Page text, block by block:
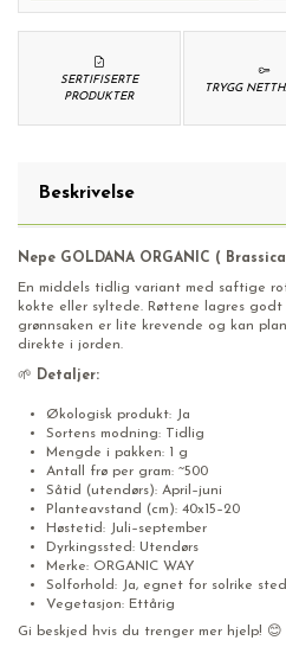
TRYGG
SERTIFISERTE
PRODUKTER
Beskrivelse
Nepe GOLDANA ORGANIC (
En middels tidlig variant med saftige
kokte eller syltede. Røttene lagres
grønnsaken er lite krevende og kan
direkte i jorden.
🌱 Detaljer:
Økologisk produkt: Ja
Sortens modning: Tidlig
Mengde i pakken: 1 g
Antall frø per gram: ~500
Såtid (utendørs): April–juni
Planteavstand (cm): 40x15–20
Høstetid: Juli–september
Dyrkingssted: Utendørs
Merke: ORGANIC WAY
Solforhold: Ja, egnet for solrike
Vegetasjon: Ettårig
Gi beskjed hvis du trenger mer hjelp! 😊